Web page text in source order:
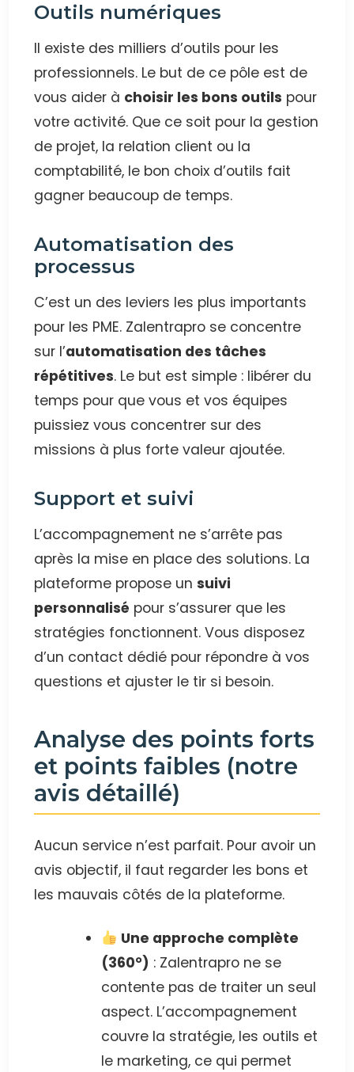
Outils numériques
Il existe des milliers d’outils pour les
professionnels. Le but de ce pôle est de
vous aider à choisir les bons outils pour
votre activité. Que ce soit pour la gestion
de projet, la relation client ou la
comptabilité, le bon choix d’outils fait
gagner beaucoup de temps.
Automatisation des
processus
C’est un des leviers les plus importants
pour les PME. Zalentrapro se concentre
sur l’automatisation des tâches
répétitives. Le but est simple : libérer du
temps pour que vous et vos équipes
puissiez vous concentrer sur des
missions à plus forte valeur ajoutée.
Support et suivi
L’accompagnement ne s’arrête pas
après la mise en place des solutions. La
plateforme propose unsuivi
personnalisé pour s’assurer que les
stratégies fonctionnent. Vous disposez
d’un contact dédié pour répondre à vos
questions et ajuster le tir si besoin.
Analyse des points forts
et points faibles (notre
avis détaillé)
Aucun service n’est parfait. Pour avoir un
avis objectif, il faut regarder les bons et
les mauvais côtés de la plateforme.
Une approche complète
(360°) : Zalentrapro ne se
contente pas de traiter un seul
aspect. L’accompagnement
couvre la stratégie, les outils et
le marketing, ce qui permet